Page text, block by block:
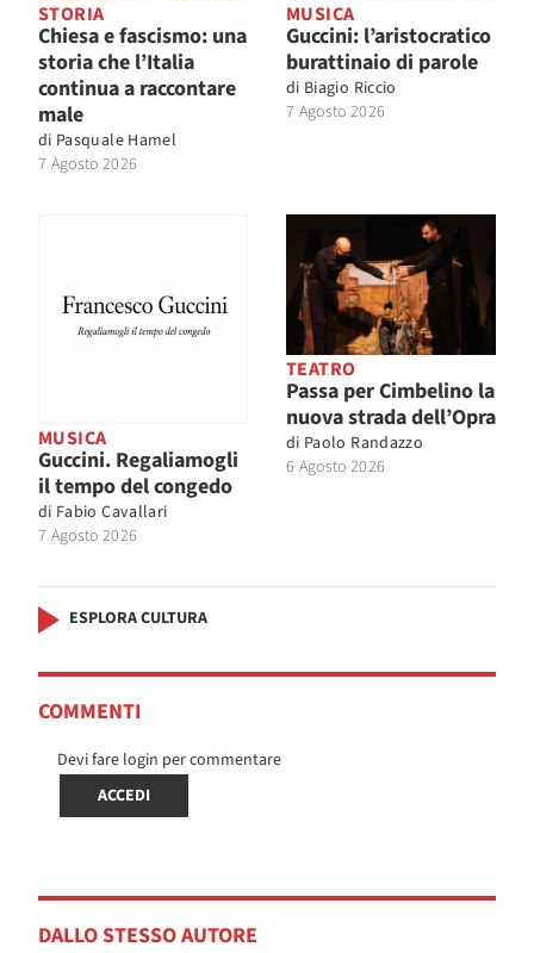
STORIA
Chiesa e fascismo: una
storia che l’Italia
continua a raccontare
male
di Pasquale Hamel
7 Agosto 2026
MUSICA
Guccini: l’aristocratico
burattinaio di parole
di Biagio Riccio
7 Agosto 2026
MUSICA
Guccini. Regaliamogli
il tempo del congedo
di Fabio Cavallari
7 Agosto 2026
TEATRO
Passa per Cimbelino la
nuova strada dell’Opra
di Paolo Randazzo
6 Agosto 2026
ESPLORA CULTURA
COMMENTI
Devi fare login per commentare
ACCEDI
DALLO STESSO AUTORE